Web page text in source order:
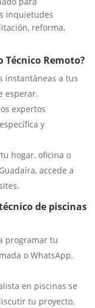
inquietudes
reforma,
Técnico Remoto?
instantáneas a tus
esperar.
expertos
y
hogar, oficina o
accede a
de piscinas
programar tu
o WhatsApp.
en piscinas se
tu proyecto,